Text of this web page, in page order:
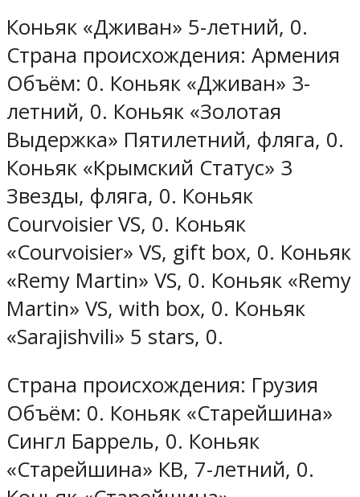
Коньяк «Дживан» 5-летний, 0.
Страна происхождения: Армения
Объём: 0. Коньяк «Дживан» 3-
летний, 0. Коньяк «Золотая
Выдержка» Пятилетний, фляга, 0.
Коньяк «Крымский Статус» 3
Звезды, фляга, 0. Коньяк
Courvoisier VS, 0. Коньяк
«Courvoisier» VS, gift box, 0. Коньяк
«Remy Martin» VS, 0. Коньяк «Remy
Martin» VS, with box, 0. Коньяк
«Sarajishvili» 5 stars, 0.
Страна происхождения: Грузия
Объём: 0. Коньяк «Старейшина»
Сингл Баррель, 0. Коньяк
«Старейшина» КВ, 7-летний, 0.